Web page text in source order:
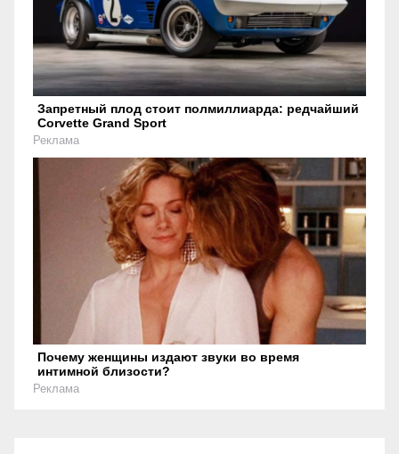
Запретный плод стоит полмиллиарда: редчайший
Corvette Grand Sport
Реклама
Почему женщины издают звуки во время
интимной близости?
Реклама